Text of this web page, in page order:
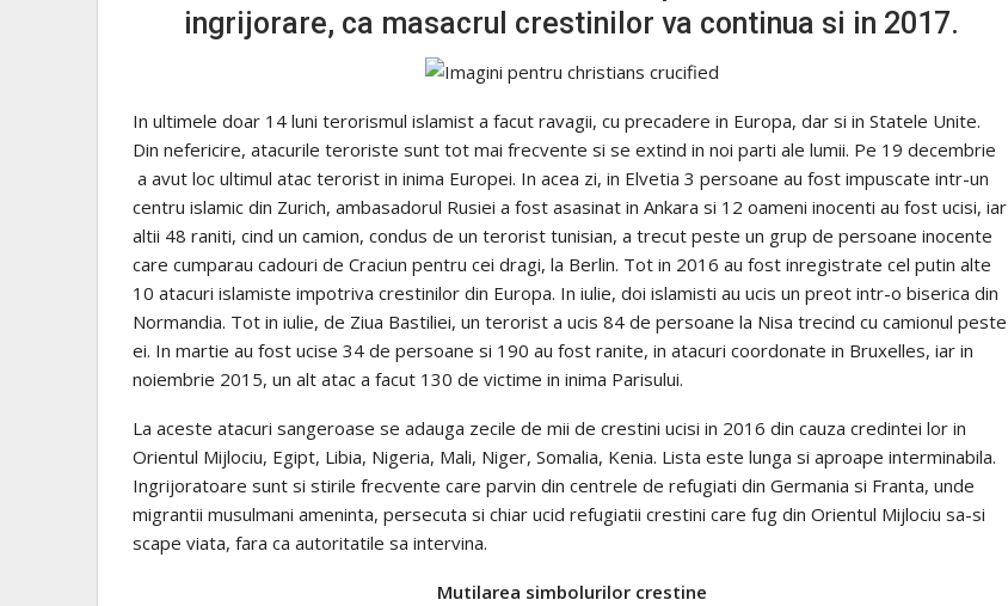
ingrijorare, ca masacrul crestinilor va continua si in 2017.
In ultimele doar 14 luni terorismul islamist a facut ravagii, cu precadere in Europa, dar si in Statele Unite.
Din nefericire, atacurile teroriste sunt tot mai frecvente si se extind in noi parti ale lumii. Pe 19 decembrie
a avut loc ultimul atac terorist in inima Europei. In acea zi, in Elvetia 3 persoane au fost impuscate intr-un
centru islamic din Zurich, ambasadorul Rusiei a fost asasinat in Ankara si 12 oameni inocenti au fost ucisi, iar
altii 48 raniti, cind un camion, condus de un terorist tunisian, a trecut peste un grup de persoane inocente
care cumparau cadouri de Craciun pentru cei dragi, la Berlin. Tot in 2016 au fost inregistrate cel putin alte
10 atacuri islamiste impotriva crestinilor din Europa. In iulie, doi islamisti au ucis un preot intr-o biserica din
Normandia. Tot in iulie, de Ziua Bastiliei, un terorist a ucis 84 de persoane la Nisa trecind cu camionul peste
ei. In martie au fost ucise 34 de persoane si 190 au fost ranite, in atacuri coordonate in Bruxelles, iar in
noiembrie 2015, un alt atac a facut 130 de victime in inima Parisului.
La aceste atacuri sangeroase se adauga zecile de mii de crestini ucisi in 2016 din cauza credintei lor in
Orientul Mijlociu, Egipt, Libia, Nigeria, Mali, Niger, Somalia, Kenia. Lista este lunga si aproape interminabila.
Ingrijoratoare sunt si stirile frecvente care parvin din centrele de refugiati din Germania si Franta, unde
migrantii musulmani ameninta, persecuta si chiar ucid refugiatii crestini care fug din Orientul Mijlociu sa-si
scape viata, fara ca autoritatile sa intervina.
Mutilarea simbolurilor crestine